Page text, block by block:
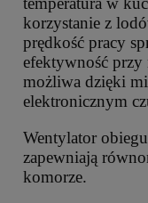
korzystanie z
prędkość pracy
efektywność
możliwa dzięki
elektronicznym
Wentylator
zapewniają
komorze.